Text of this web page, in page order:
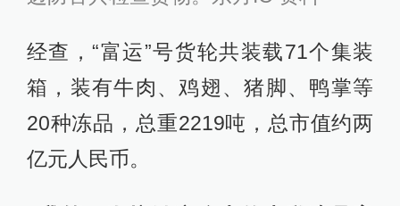
经查，“富运”号货轮共装载71个集装
箱，装有牛肉、鸡翅、猪脚、鸭掌等
20种冻品，总重2219吨，总市值约两
亿元人民币。